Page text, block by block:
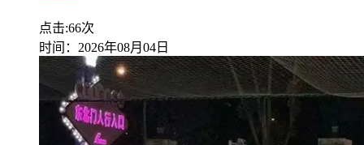
点击:66次
时间：2026年08月04日